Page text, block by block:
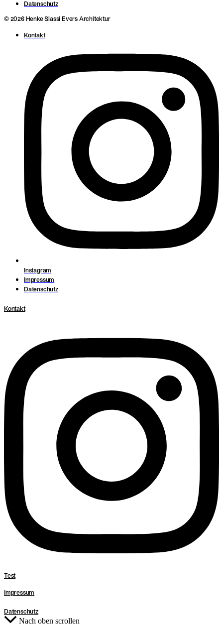
Datenschutz
© 2026 Henke Siassi Evers Architektur
Kontakt
Instagram
Impressum
Datenschutz
Kontakt
Test
Impressum
Datenschutz
Nach oben scrollen